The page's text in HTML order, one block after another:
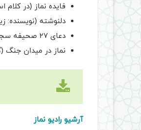
فایده نماز (در کلام
دلنوشته (نویسنده:
دعای ۲۷ صحیفه سجادیه (در کلام استاد دکتر محمدیان)
نماز در میدان جنگ
آرشیو رادیو نماز